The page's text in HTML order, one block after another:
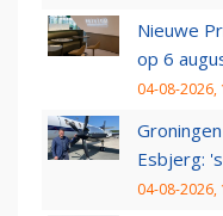
Nieuwe
op 6
04-08-2026,
Esbjerg:
04-08-2026,